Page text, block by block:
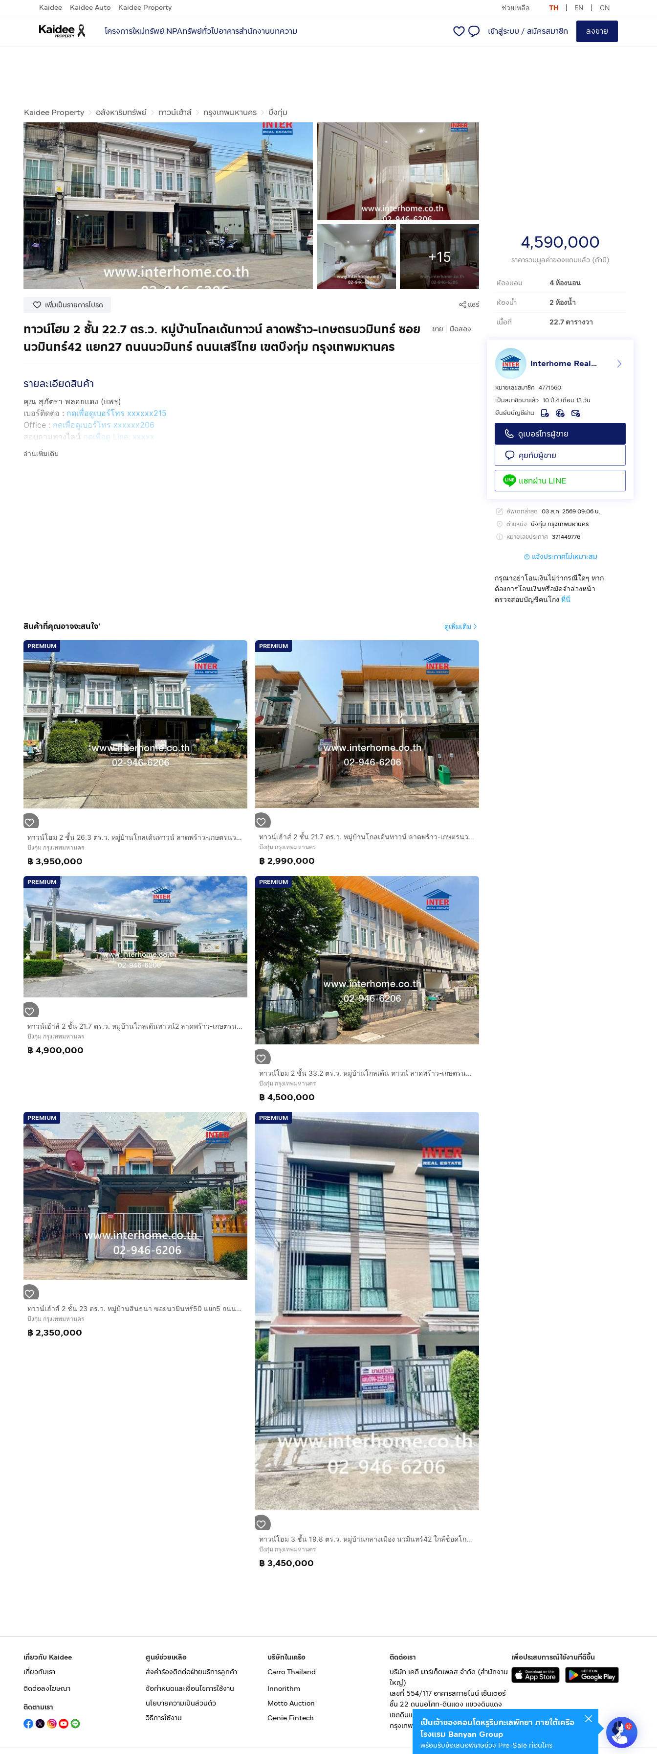
Kaidee Kaidee Auto Kaidee Property ช่วยเหลือ TH EN CN
โครงการใหม่ทรัพย์ NPAทรัพย์ทั่วไปอาคารสำนักงานบทความ เข้าสู่ระบบ / สมัครสมาชิก ลงขาย
Kaidee Property อสังหาริมทรัพย์ ทาวน์เฮ้าส์ กรุงเทพมหานคร บึงกุ่ม
+15
เพิ่มเป็นรายการโปรด แชร์
ขาย มือสอง
ทาวน์โฮม 2 ชั้น 22.7 ตร.ว. หมู่บ้านโกลเด้นทาวน์ ลาดพร้าว-เกษตรนวมินทร์ ซอย
นวมินทร์42 แยก27 ถนนนวมินทร์ ถนนเสรีไทย เขตบึงกุ่ม กรุงเทพมหานคร
รายละเอียดสินค้า
คุณ สุภัตรา พลอยแดง (แพร)
เบอร์ติดต่อ : กดเพื่อดูเบอร์โทร xxxxxx215
Office : กดเพื่อดูเบอร์โทร xxxxxx206
สอบถามทางไลน์ กดเพื่อดู Line: xxxxx
Line ID: @interhome
พื้นชั้นบนปูด้วยไม้ลามิเนต พื้นชั้นล่างปูด้วยหินอ่อนแกรนิตโต้
แต่งสวยพร้อมอยู่ บิวท์อินเฟอร์นิเจอร์ ห้องนอน ครัวบิวท์อิน พร้อมเฟอร์นิเจอร์
ต่อเติมโรงจอดรถ ใกล้สวนสาธารณะ สโมสร ถนนเมน
ทำเลดีสถานที่ใกล้เคียง :
ใกล้เดอะมอลล์บางกะปิ ตะวันนา โลตัส-นวมินทร์ แม็คโคร นวมินทร์ ท็อปซุปเปอร์มาร์เก็ต แม็คโคร เซ็นทรัล อีสต์วิลล์ Chocolate Ville
ตลาดหัวมุม ตลาดอินทรารักษ์ นวมินทร์
ตลาดปัฐวิกรณ์ โรงเรียนเลิศหล้า โรงเรียนบดินทร์เดชา2 (สิงห์ สิงหเสนี) โรงเรียนโสมาภา โรงเรียนสุขุมนวพันธ์อุปถัมภ์ โรงพยาบาลวิภา
ราม -นวมินทร์ โรงพยาบาลพญาไท-นวมินทร์ โรงพยาบาลสินแพทย์ โรงพยาบาลนวเวช โรงพยาบาลเกษมราษฏร์-รามคำแหง
การเดินทางสะดวกสบาย :
เข้า-ออก ได้หลายเส้นทาง
ถนนนวมินทร์42 ถนนประเสริฐมนูกิจ48 เชื่อมต่อได้หลายเส้นทาง ทั้ง
ถนนรามอินทรา ถนนเสรีไท ถนนลาดพร้าว ถนนเกษตร-นวมินทร์
ใกล้จุดขึ้นทางด่วนรามอินทรา-อาจณรงค์ และถนนวงแหวนกาญจนาภิเษก
บริษัท อินเตอร์โฮม เรียลตี้ เอสเตท จำกัด
Interhome Realty Estate
www.interhome.co.th
https://www.interhome.co.th/propertydetail.php?propcode=68041
อ่านเพิ่มเติม
4,590,000
ราคารวมมูลค่าของแถมแล้ว (ถ้ามี)
ห้องนอน 4 ห้องนอน
ห้องน้ำ 2 ห้องน้ำ
เนื้อที่ 22.7 ตารางวา
Interhome Realty Estate
หมายเลขสมาชิก 4771560
เป็นสมาชิกมาแล้ว 10 ปี 4 เดือน 13 วัน
ยืนยันบัญชีผ่าน
ดูเบอร์โทรผู้ขาย
คุยกับผู้ขาย
แชทผ่าน LINE
อัพเดทล่าสุด 03 ส.ค. 2569 09:06 น.
ตำแหน่ง บึงกุ่ม กรุงเทพมหานคร
หมายเลขประกาศ 371449776
แจ้งประกาศไม่เหมาะสม
กรุณาอย่าโอนเงินไม่ว่ากรณีใดๆ หาก
ต้องการโอนเงินหรือมัดจำล่วงหน้า
ตรวจสอบบัญชีคนโกง ที่นี่
สินค้าที่คุณอาจจะสนใจ' ดูเพิ่มเติม
PREMIUM
ทาวน์โฮม 2 ชั้น 26.3 ตร.ว. หมู่บ้านโกลเด้นทาวน์ ลาดพร้าว-เกษตรนวมินทร์ ซอยนวมินทร์42 แยก27 ถนนนวมินทร์ ถนนเสรีไทย เขตบึงกุ่ม กรุงเทพมหานคร
บึงกุ่ม กรุงเทพมหานคร
฿ 3,950,000
PREMIUM
ทาวน์เฮ้าส์ 2 ชั้น 21.7 ตร.ว. หมู่บ้านโกลเด้นทาวน์ ลาดพร้าว-เกษตรนวมินทร์ ซอยนวมินทร์42 แยก27 ถนนนวมินทร์ ถนนประเสริฐมนูกิจ เขตบึงกุ่ม
บึงกุ่ม กรุงเทพมหานคร
฿ 2,990,000
PREMIUM
ทาวน์เฮ้าส์ 2 ชั้น 21.7 ตร.ว. หมู่บ้านโกลเด้นทาวน์2 ลาดพร้าว-เกษตรนวมินทร์ ซอยนวมินทร์42 แยก27 ถนนนวมินทร์ ถนนประเสริฐมนูกิจ เขตบึงกุ่ม กรุง
บึงกุ่ม กรุงเทพมหานคร
฿ 4,900,000
PREMIUM
ทาวน์โฮม 2 ชั้น 33.2 ตร.ว. หมู่บ้านโกลเด้น ทาวน์ ลาดพร้าว-เกษตรนวมินทร์ ซอยนวมินทร์42 แยก27 ถนนนวมินทร์ ถนนรามอินทรา เขตบึงกุ่ม กรุงเทพ
บึงกุ่ม กรุงเทพมหานคร
฿ 4,500,000
PREMIUM
ทาวน์เฮ้าส์ 2 ชั้น 23 ตร.ว. หมู่บ้านสินธนา ซอยนวมินทร์50 แยก5 ถนนนวมินทร์ เขตบึงกุ่ม กรุงเทพมหานคร
บึงกุ่ม กรุงเทพมหานคร
฿ 2,350,000
PREMIUM
ทาวน์โฮม 3 ชั้น 19.8 ตร.ว. หมู่บ้านกลางเมือง นวมินทร์42 ใกล้ซ็อคโกแลต วิลล์ ซอยนวมินทร์42 ถนนนวมินทร์ ถนนประเสร็ฐมนูกิจ เขตบึงกุ่ม กรุงเทพ
บึงกุ่ม กรุงเทพมหานคร
฿ 3,450,000
เกี่ยวกับ Kaidee
เกี่ยวกับเรา
ติดต่อลงโฆษณา
ติดตามเรา
ศูนย์ช่วยเหลือ
ส่งคำร้องติดต่อฝ่ายบริการลูกค้า
ข้อกำหนดและเงื่อนไขการใช้งาน
นโยบายความเป็นส่วนตัว
วิธีการใช้งาน
บริษัทในเครือ
Carro Thailand
Innorithm
Motto Auction
Genie Fintech
ติดต่อเรา
บริษัท เคดี มาร์เก็ตเพลส จำกัด (สำนักงาน
ใหญ่)
เลขที่ 554/117 อาคารสกายไนน์ เซ็นเตอร์
ชั้น 22 ถนนอโศก-ดินแดง แขวงดินแดง
เขตดินแดง
กรุงเทพมหานคร 10400
เพื่อประสบการณ์ใช้งานที่ดีขึ้น
เป็นเจ้าของคอนโดหรูริมทะเลพัทยา ภายใต้เครือ
โรงแรม Banyan Group
พร้อมรับข้อเสนอพิเศษช่วง Pre-Sale ก่อนใคร